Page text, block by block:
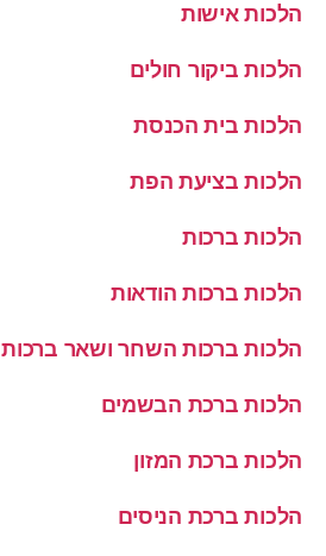
הלכות אישות
הלכות ביקור חולים
הלכות בית הכנסת
הלכות בציעת הפת
הלכות ברכות
הלכות ברכות הודאות
הלכות ברכות השחר ושאר ברכות
הלכות ברכת הבשמים
הלכות ברכת המזון
הלכות ברכת הניסים